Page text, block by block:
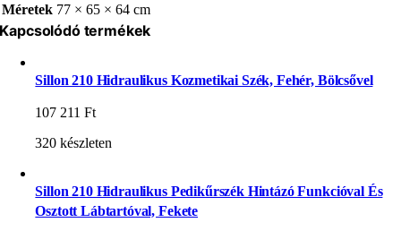
Méretek 77 × 65 × 64 cm
Kapcsolódó termékek
Sillon 210 Hidraulikus Kozmetikai Szék, Fehér, Bölcsővel
107 211Ft
320 készleten
Sillon 210 Hidraulikus Pedikűrszék Hintázó Funkcióval És
Osztott Lábtartóval, Fekete